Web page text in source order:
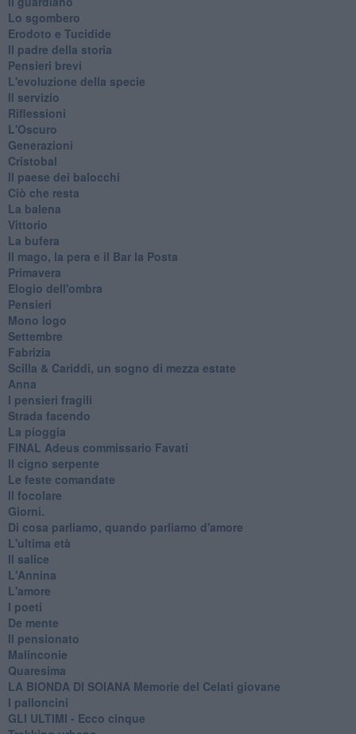
Lo sgombero
Erodoto e Tucidide
Il padre della storia
Pensieri brevi
L'evoluzione della specie
Il servizio
Riflessioni
L'Oscuro
Generazioni
Cristobal
Il paese dei balocchi
Ciò che resta
La balena
Vittorio
La bufera
Il mago, la pera e il Bar la Posta
Primavera
Elogio dell'ombra
Pensieri
Mono logo
Settembre
Fabrizia
​Scilla & Cariddi, un sogno di mezza estate
Anna
I pensieri fragili
Strada facendo
La pioggia
FINAL Adeus commissario Favati
Il cigno serpente
Le feste comandate
Il focolare
Giorni.
Di cosa parliamo, quando parliamo d'amore
L'ultima età
Il salice
L'Annina
L'amore
I poeti
De mente
Il pensionato
Malinconie
Quaresima
LA BIONDA DI SOIANA Memorie del Celati giovane
I palloncini
GLI ULTIMI - Ecco cinque